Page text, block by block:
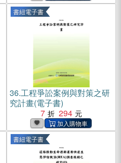
書紐電子書
36.工程爭訟案例與對策之研
究計畫(電子書)
7
294
書紐電子書